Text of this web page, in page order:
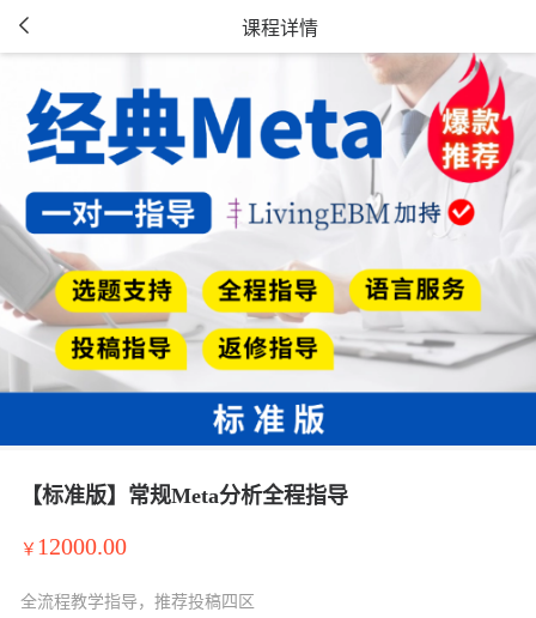
课程详情
【标准版】常规Meta分析全程指导
￥ 12000.00
全流程教学指导，推荐投稿四区